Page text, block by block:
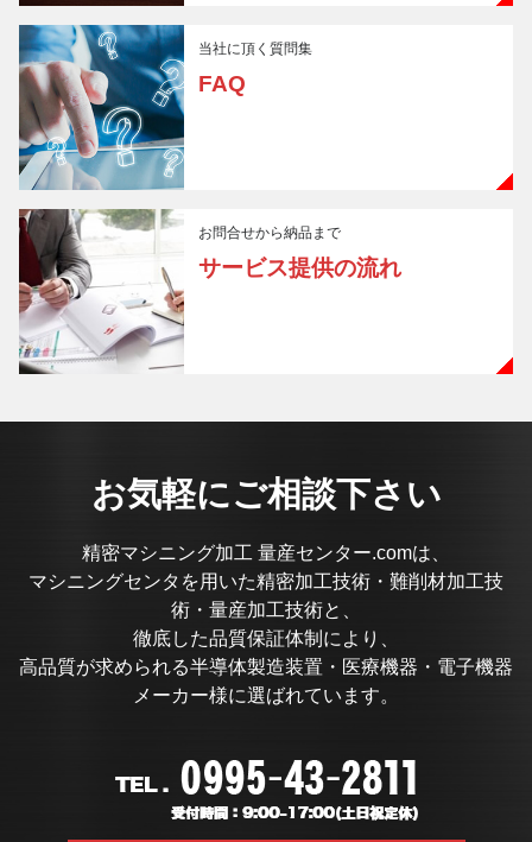
当社に頂く質問集
FAQ
お問合せから納品まで
サービス提供の流れ
お気軽にご相談下さい
精密マシニング加工 量産センター.comは、
マシニングセンタを用いた精密加工技術・難削材加工技
術・量産加工技術と、
徹底した品質保証体制により、
高品質が求められる半導体製造装置・医療機器・電子機器
メーカー様に選ばれています。